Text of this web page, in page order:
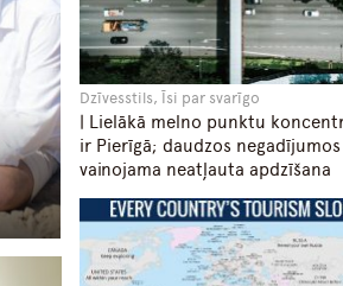
Dzīvesstils, Īsi par svarīgo
| Lielākā melno punktu
ir Pierīgā; daudzos negadījumos
vainojama neatļauta apdzīšana